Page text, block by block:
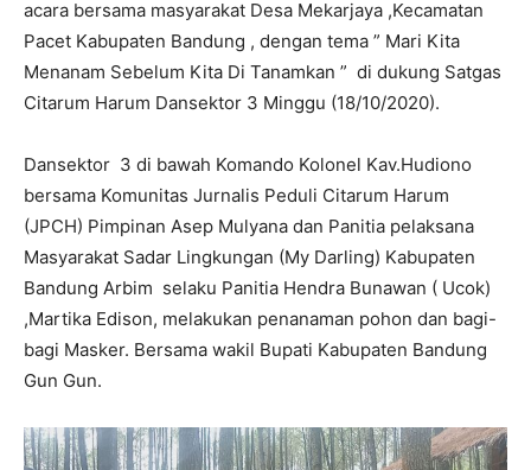
acara bersama masyarakat Desa Mekarjaya ,Kecamatan
Pacet Kabupaten Bandung , dengan tema ” Mari Kita
Menanam Sebelum Kita Di Tanamkan ” di dukung Satgas
Citarum Harum Dansektor 3 Minggu (18/10/2020).
Dansektor 3 di bawah Komando Kolonel Kav.Hudiono
bersama Komunitas Jurnalis Peduli Citarum Harum
(JPCH) Pimpinan Asep Mulyana dan Panitia pelaksana
Masyarakat Sadar Lingkungan (My Darling) Kabupaten
Bandung Arbim selaku Panitia Hendra Bunawan ( Ucok)
,Martika Edison, melakukan penanaman pohon dan bagi-
bagi Masker. Bersama wakil Bupati Kabupaten Bandung
Gun Gun.